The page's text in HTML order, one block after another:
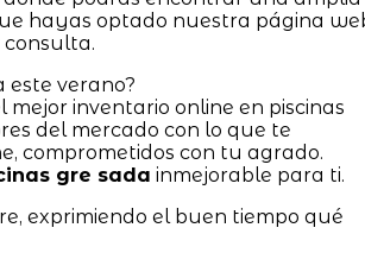
hayas optado nuestra página
este verano?
mejor inventario online en piscinas
del mercado con lo que te
comprometidos con tu agrado.
gre sada inmejorable para ti.
exprimiendo el buen tiempo qué